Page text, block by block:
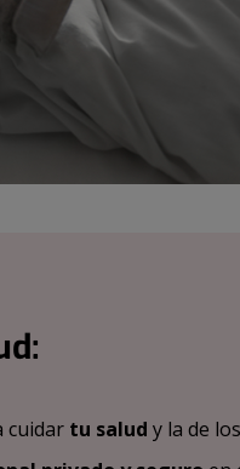
cuidar tu salud y la de los